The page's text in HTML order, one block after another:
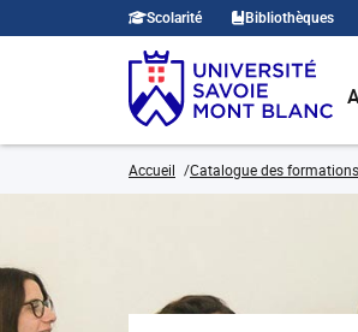
Scolarité Bibliothèques
Accueil Catalogue des formations